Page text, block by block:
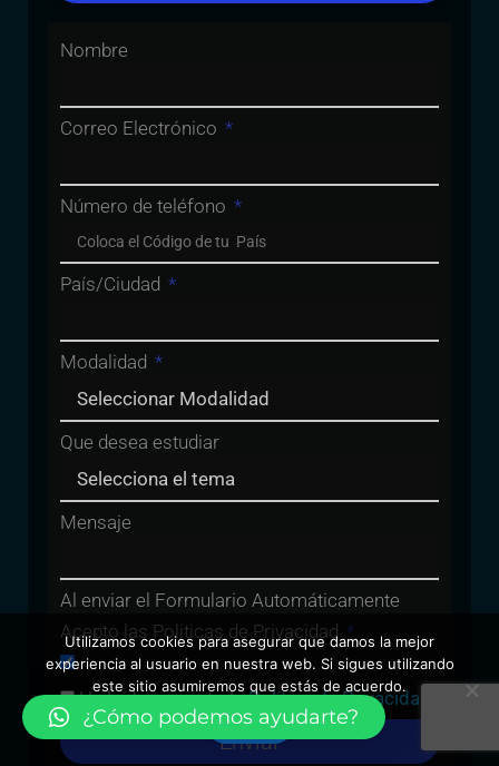
Nombre
Correo Electrónico
Número de teléfono
País/Ciudad
Modalidad
Que desea estudiar
Mensaje
Al enviar el Formulario Automáticamente
Acepto las Politicas de Privacidad
He leído y acepto laPolítica de Privacidad
Enviar
¿Cómo podemos ayudarte?
Utilizamos cookies para asegurar que damos la mejor
experiencia al usuario en nuestra web. Si sigues utilizando
este sitio asumiremos que estás de acuerdo.
Vale